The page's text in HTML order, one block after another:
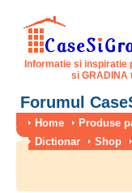
Informatie si inspiratie
si GRADINA
Forumul
Home Produse
Dictionar
Shop